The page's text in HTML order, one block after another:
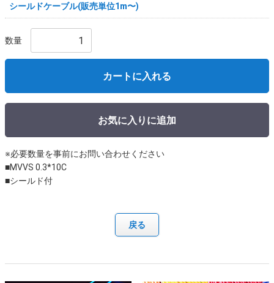
シールドケーブル(販売単位1m〜)
数量
カートに入れる
お気に入りに追加
※必要数量を事前にお問い合わせください
■MVVS 0.3*10C
■シールド付
戻る